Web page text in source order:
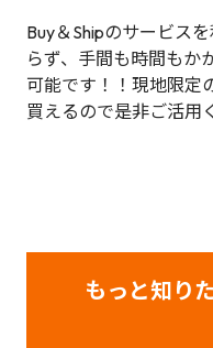
Buy＆Shipのサービス
らず、手間も時間もか
可能です！！現地限定
買えるので是非ご活用
もっと知り